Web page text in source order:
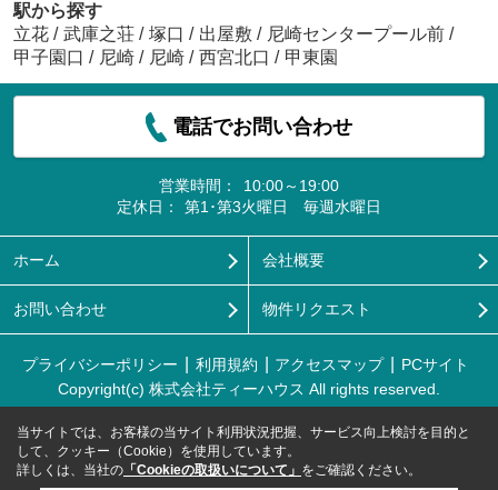
駅から探す
立花 / 武庫之荘 / 塚口 / 出屋敷 / 尼崎センタープール前 /
甲子園口 / 尼崎 / 尼崎 / 西宮北口 / 甲東園
電話でお問い合わせ
営業時間：
10:00～19:00
定休日：
第1･第3火曜日 毎週水曜日
ホーム 会社概要
お問い合わせ 物件リクエスト
プライバシーポリシー 利用規約 アクセスマップ
PCサイト
Copyright(c) 株式会社ティーハウス All rights reserved.
当サイトでは、お客様の当サイト利用状況把握、サービス向上検討を目的と
して、クッキー（Cookie）を使用しています。
詳しくは、当社の 「Cookieの取扱いについて」 をご確認ください。